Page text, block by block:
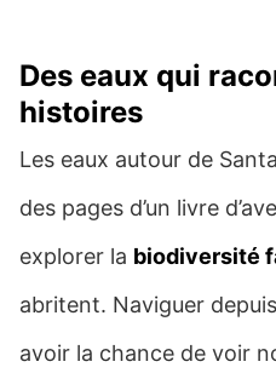
Des eaux qui
histoires
Les eaux autour de
des pages d’un livre
explorer la biodiversité
abritent. Naviguer
avoir la chance de voir